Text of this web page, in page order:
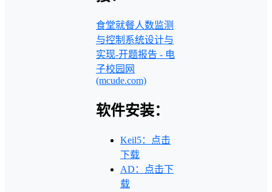
食堂就餐人数监测
与控制系统设计与
实现-开题报告 - 电
子校园网
(mcude.com)
软件安装：
Keil5：点击
下载
AD：点击下
载